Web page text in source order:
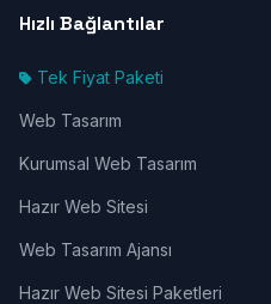
Hızlı Bağlantılar
Tek Fiyat Paketi
Web Tasarım
Kurumsal Web Tasarım
Hazır Web Sitesi
Web Tasarım Ajansı
Hazır Web Sitesi Paketleri